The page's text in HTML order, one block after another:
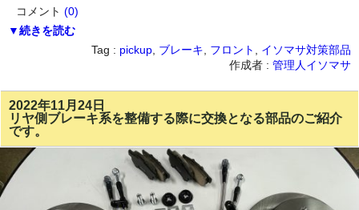
コメント (0)
▼続きを読む
Tag : pickup ブレーキ フロント
イソマサ対策部品
作成者 : 管理人イソマサ
2022年11月24日
リヤ側ブレーキ系を整備する際に交換となる部品のご紹介
です。